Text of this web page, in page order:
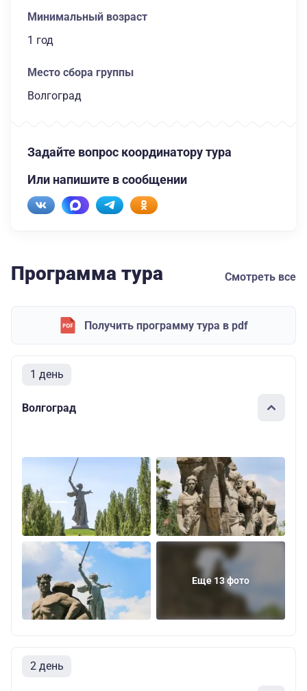
Минимальный возраст
1 год
Место сбора группы
Волгоград
Задайте вопрос координатору тура
Или напишите в сообщении
Программа тура Смотреть все
Получить программу тура в pdf
1 день
Волгоград
Еще 13 фото
2 день